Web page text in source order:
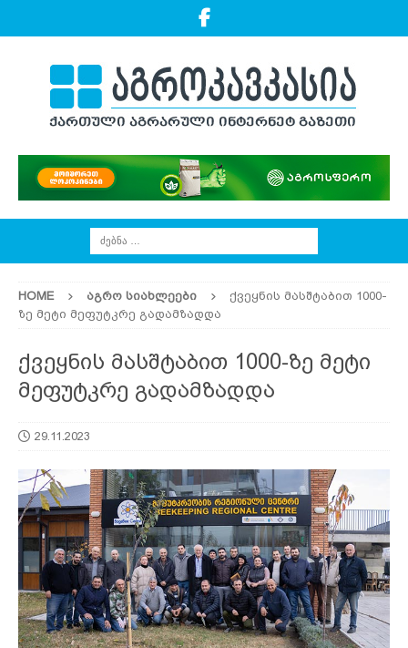
HOME ᲐᲒᲠᲝ ᲡᲘᲐᲮᲚᲔᲔᲑᲘ
ქვეყნის მასშტაბით 1000-
ზე მეტი მეფუტკრე გადამზადდა
ქვეყნის მასშტაბით 1000-ზე მეტი
მეფუტკრე გადამზადდა
29.11.2023